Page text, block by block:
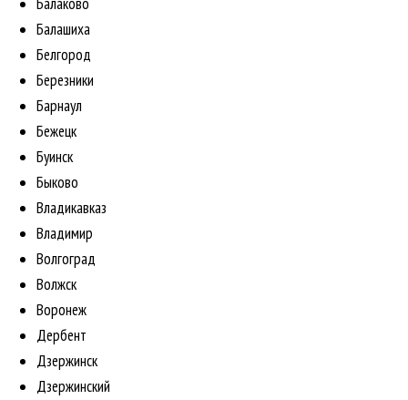
Балашиха
Белгород
Березники
Барнаул
Бежецк
Буинск
Быково
Владикавказ
Владимир
Волгоград
Волжск
Воронеж
Дербент
Дзержинск
Дзержинский